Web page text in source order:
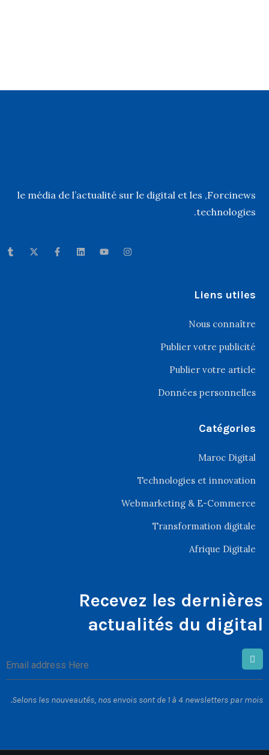
Forcinews
, le média de l’actualité sur le digital et les
technologies.
Liens utiles
Nous connaître
Publier votre publicité
Publier votre article
Données personnelles
Catégories
Maroc Digital
Technologies et innovation
Webmarketing & E-Commerce
Transformation digitale
Afrique Digitale
Recevez les dernières
actualités du digital
Selons les nouveautés, nos envois sont de 1 à 4 newsletters par mois.